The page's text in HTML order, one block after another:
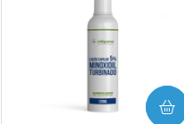
COMPRAR